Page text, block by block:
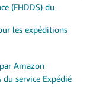
(FHDDS) du
les expéditions
Amazon
du service Expédié